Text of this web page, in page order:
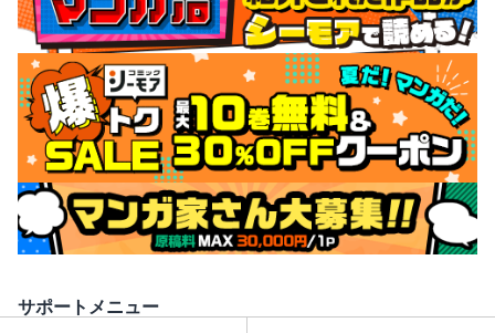
サポートメニュー